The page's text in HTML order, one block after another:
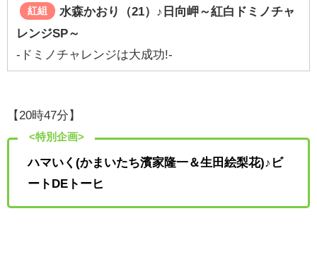
紅組 水森かおり（21）
♪日向岬～紅白ドミノチャ
レンジSP～
-ドミノチャレンジは大成功!-
【20時47分】
<特別企画>
ハマいく(かまいたち濱家隆一＆生田絵梨花)♪ビ
ートDEトーヒ